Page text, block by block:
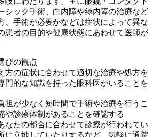
シック手術、白内障や緑内障の治療など
、手術が必要かなどは症状によって異な
患者の目的や健康状態にあわせて医師が
びの観点
方の症状に合わせて適切な治療や処方を
門的な知識を持った眼科医がいることを
担が少なく短時間で手術や治療を行うこ
や診療体制があることを確認する
なたの都合に合わせて診療が行われてい
に立地していたりするなど、気軽に通院